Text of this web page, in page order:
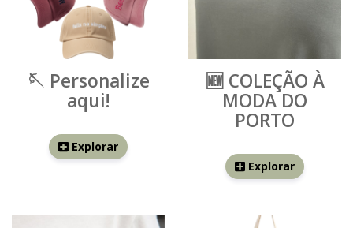
🪡 Personalize
aqui!
Explorar
🆕 COLEÇÃO À
MODA DO
PORTO
Explorar